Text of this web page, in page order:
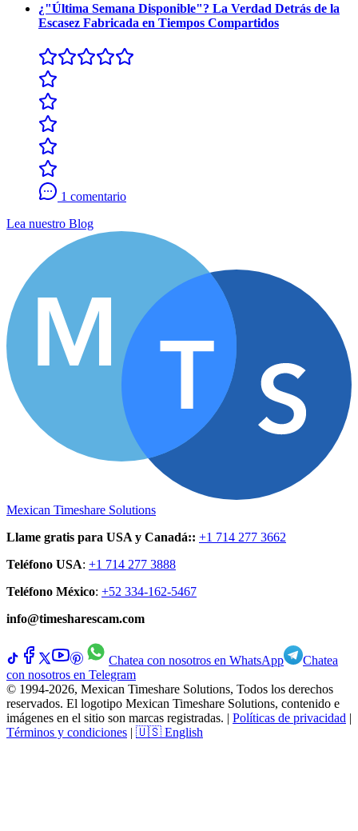
¿"Última Semana Disponible"? La Verdad Detrás de la
Escasez Fabricada en Tiempos Compartidos
1 comentario
Lea nuestro Blog
Mexican Timeshare Solutions
Llame gratis para USA y Canadá:: +1 714 277 3662
Teléfono USA: +1 714 277 3888
Teléfono México: +52 334-162-5467
info@timesharescam.com
Chatea con nosotros en WhatsApp
Chatea
con nosotros en Telegram
© 1994-2026, Mexican Timeshare Solutions, Todos los derechos
reservados. El logotipo Mexican Timeshare Solutions, contenido e
imágenes en el sitio son marcas registradas. | Políticas de privacidad |
Términos y condiciones | 🇺🇸 English